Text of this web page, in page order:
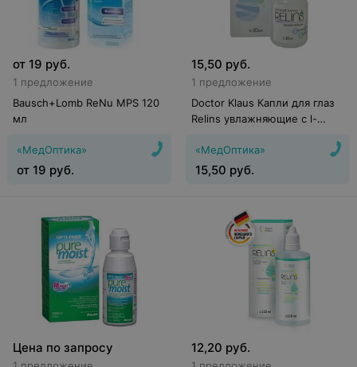
от 19 руб.
1 предложение
Bausch+Lomb ReNu MPS 120
мл
«МедОптика»
от 19 руб.
15,50 руб.
1 предложение
Doctor Klaus Капли для глаз
Relins увлажняющие с l-
мл
«МедОптика»
15,50 руб.
Цена по запросу 12,20 руб.